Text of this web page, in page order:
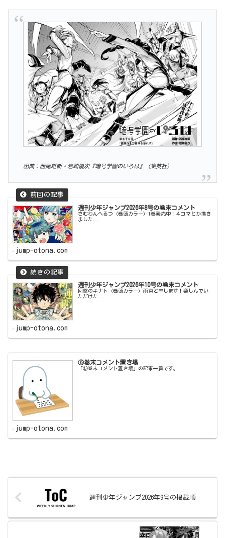
出典：西尾維新・岩崎優次『暗号学園のいろは』（集英社）
週刊少年ジャンプ2026年8号の巻末コメント
さむわんへるつ（巻頭カラー）1巻発売中！４コマとか描き
ました...
jump-otona.com
週刊少年ジャンプ2026年10号の巻末コメント
回撃のキナト（巻頭カラー）雨宮と申します！楽しんでい
ただけた...
jump-otona.com
⑤巻末コメント置き場
「⑤巻末コメント置き場」の記事一覧です。
jump-otona.com
週刊少年ジャンプ2026年9号の掲載順